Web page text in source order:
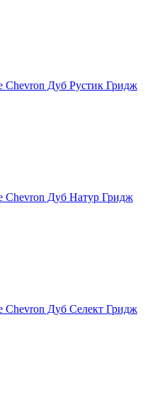
Chevron Дуб Рустик Гридж
Chevron Дуб Натур Гридж
Chevron Дуб Селект Гридж